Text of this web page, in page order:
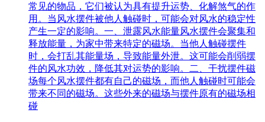
常见的物品，它们被认为具有提升运势、化解煞气的作
用。当风水摆件被他人触碰时，可能会对风水的稳定性
产生一定的影响。一、泄露风水能量风水摆件会聚集和
释放能量，为家中带来特定的磁场。当他人触碰摆件
时，会打乱其能量场，导致能量外泄。这可能会削弱摆
件的风水功效，降低其对运势的影响。二、干扰摆件磁
场每个风水摆件都有自己的磁场，而他人触碰时可能会
带来不同的磁场。这些外来的磁场与摆件原有的磁场相
碰